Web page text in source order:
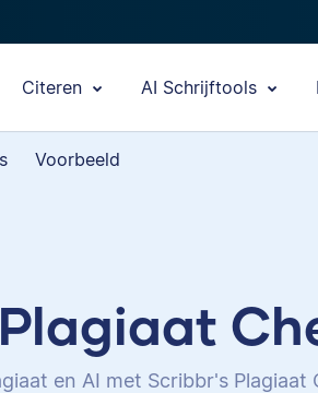
Citeren AI Schrijftools
Voorbeeld
en AI met Scribbr's Plagiaat